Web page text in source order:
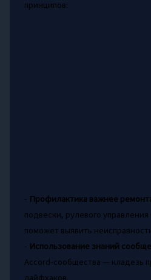
принципов:
- Профилактика важнее
подвески, рулевого
поможет выявить
- Использование знаний
Accord-сообщества — кладезь
лайфхаков.